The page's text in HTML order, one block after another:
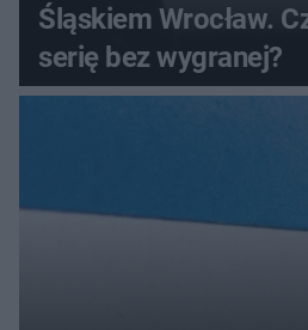
Śląskiem Wrocław.
serię bez wygranej?